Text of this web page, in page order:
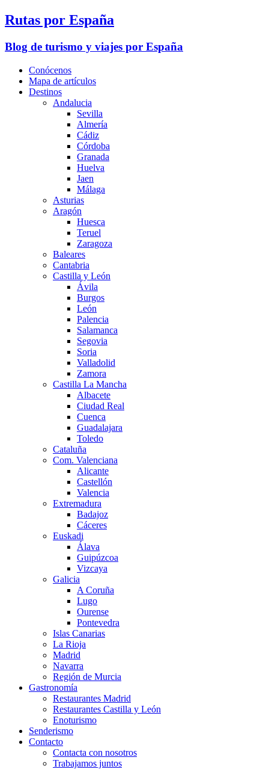
Rutas por España
Blog de turismo y viajes por España
Conócenos
Mapa de artículos
Destinos
Andalucia
Sevilla
Almería
Cádiz
Córdoba
Granada
Huelva
Jaen
Málaga
Asturias
Aragón
Huesca
Teruel
Zaragoza
Baleares
Cantabria
Castilla y León
Ávila
Burgos
León
Palencia
Salamanca
Segovia
Soria
Valladolid
Zamora
Castilla La Mancha
Albacete
Ciudad Real
Cuenca
Guadalajara
Toledo
Cataluña
Com. Valenciana
Alicante
Castellón
Valencia
Extremadura
Badajoz
Cáceres
Euskadi
Álava
Guipúzcoa
Vizcaya
Galicia
A Coruña
Lugo
Ourense
Pontevedra
Islas Canarias
La Rioja
Madrid
Navarra
Región de Murcia
Gastronomía
Restaurantes Madrid
Restaurantes Castilla y León
Enoturismo
Senderismo
Contacto
Contacta con nosotros
Trabajamos juntos